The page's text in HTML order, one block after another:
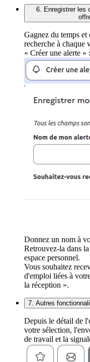
6. Enregistrer les
Gagnez du temps et
recherche à chaque
« Créer une alerte » :
Donnez un nom à
Retrouvez-la dans
espace personnel.
Vous souhaitez
d'emploi liées à
la réception ».
7. Autres
Depuis le détail de
votre sélection,
de travail et la